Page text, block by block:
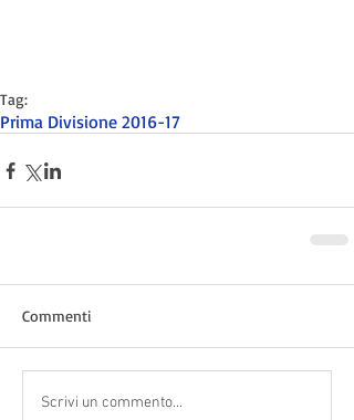
Tag:
Prima Divisione 2016-17
Commenti
Scrivi un commento...